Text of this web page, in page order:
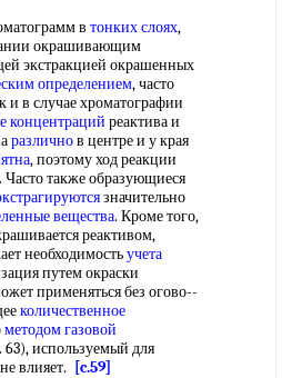
в тонких слоях,
окрашивающим
экстракцией окрашенных
определением, часто
и в случае хроматографии
концентраций реактива и
различнов центре и у края
, поэтому ход реакции
также образующиеся
значительно
вещества. Кроме того,
реактивом,
необходимостьучета
путем окраски
применяться без огово--
количественное
методом газовой
63), используемый для
влияет.
[c.59]